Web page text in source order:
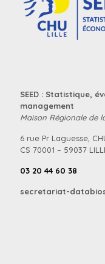
SEED : Statistique,
management
Maison Régionale de
6 rue Pr Laguesse,
CS 70001 – 59037
03 20 44 60 38
secretariat-